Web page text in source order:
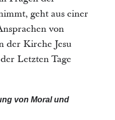
geht aus einer
von
der Kirche Jesu
Letzten Tage
von Moral und